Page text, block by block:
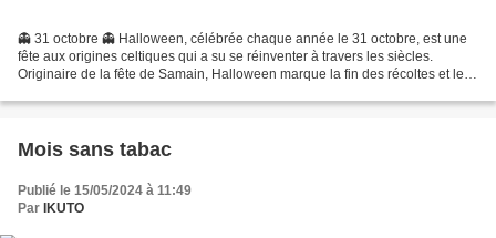
👻 31 octobre 👻 Halloween, célébrée chaque année le 31 octobre, est une
fête aux origines celtiques qui a su se réinventer à travers les siècles.
Originaire de la fête de Samain, Halloween marque la fin des récoltes et le
Mois sans tabac
Publié le 15/05/2024 à 11:49
Par IKUTO